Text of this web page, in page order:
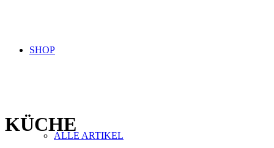
SHOP
ALLE ARTIKEL
KÜCHE